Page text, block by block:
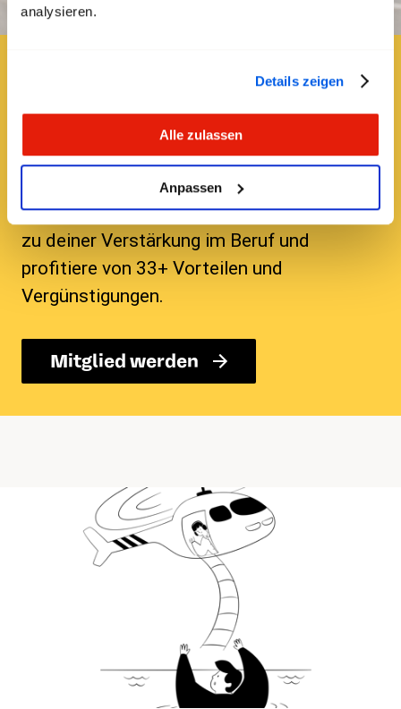
analysieren.
Details zeigen
Alle zulassen
Anpassen
Verstärkung im Beruf?
transfair verhandelt für dich moderne
Anstellungsbedingen, bessere Löhne und
steht dir jederzeit zur Seite. Mach transfair
zu deiner Verstärkung im Beruf und
profitiere von 33+ Vorteilen und
Vergünstigungen.
Mitglied werden